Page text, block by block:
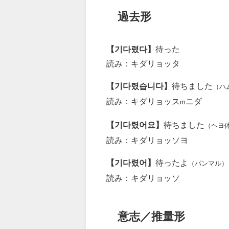
過去形
【기다렸다】 待った
読み：キダリョッタ
【기다렸습니다】 待ちました （ハ
読み：キダリョッス m ニダ
【기다렸어요】 待ちました （ヘヨ
読み：キダリョッソヨ
【기다렸어】 待ったよ （パンマル）
読み：キダリョッソ
意志／推量形